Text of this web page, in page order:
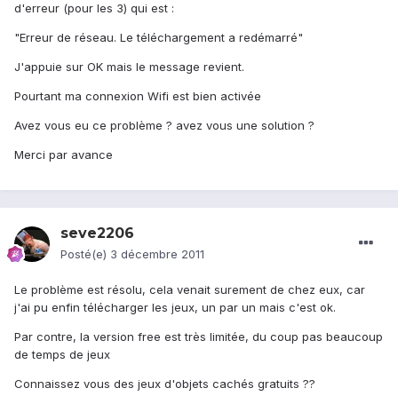
d'erreur (pour les 3) qui est :
"Erreur de réseau. Le téléchargement a redémarré"
J'appuie sur OK mais le message revient.
Pourtant ma connexion Wifi est bien activée
Avez vous eu ce problème ? avez vous une solution ?
Merci par avance
seve2206
Posté(e) 3 décembre 2011
Le problème est résolu, cela venait surement de chez eux, car
j'ai pu enfin télécharger les jeux, un par un mais c'est ok.
Par contre, la version free est très limitée, du coup pas beaucoup
de temps de jeux
Connaissez vous des jeux d'objets cachés gratuits ??